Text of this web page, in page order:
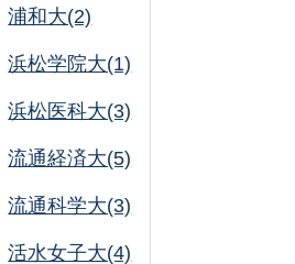
浦和大(2)
浜松学院大(1)
浜松医科大(3)
流通経済大(5)
流通科学大(3)
活水女子大(4)